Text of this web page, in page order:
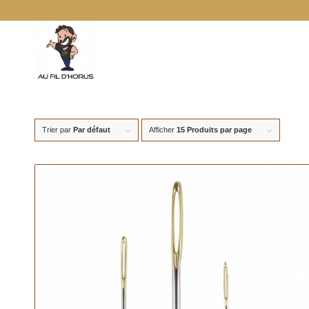
Trier par Par défaut Afficher 15 Produits par page